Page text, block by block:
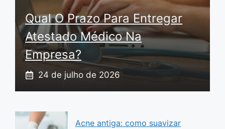
Qual O Prazo Para Entregar
Atestado Médico Na
Empresa?
24 de julho de 2026
Acne antiga: como suavizar